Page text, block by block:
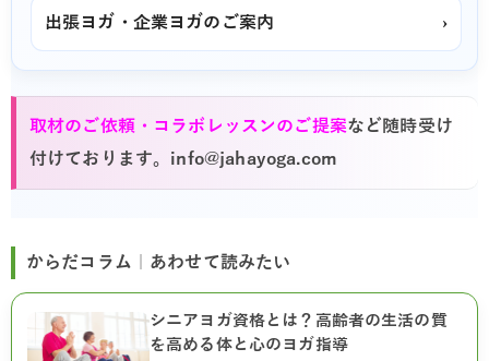
出張ヨガ・企業ヨガのご案内 ›
取材のご依頼・コラボレッスンのご提案など随時受け
付けております。info@jahayoga.com
からだコラム｜あわせて読みたい
シニアヨガ資格とは？高齢者の生活の質
を高める体と心のヨガ指導